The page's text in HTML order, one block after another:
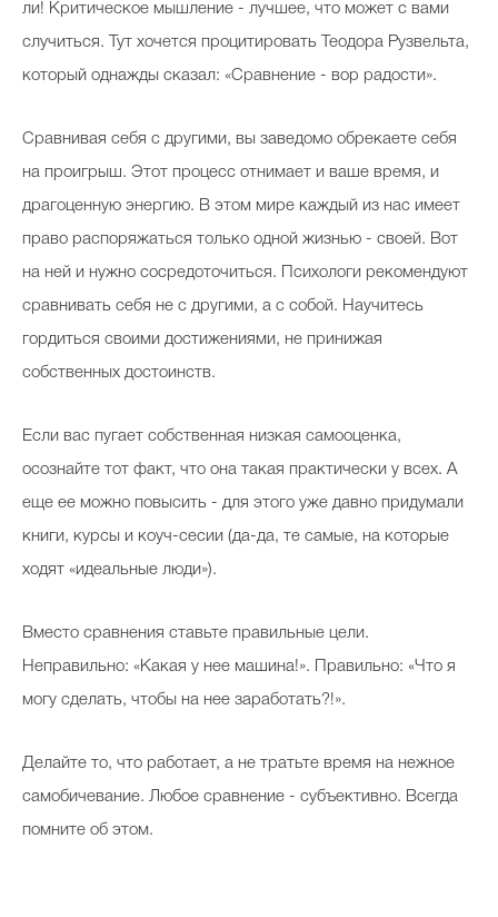
ли! Критическое мышление - лучшее, что может с вами
случиться. Тут хочется процитировать Теодора Рузвельта,
который однажды сказал: «Сравнение - вор радости».
Сравнивая себя с другими, вы заведомо обрекаете себя
на проигрыш. Этот процесс отнимает и ваше время, и
драгоценную энергию. В этом мире каждый из нас имеет
право распоряжаться только одной жизнью - своей. Вот
на ней и нужно сосредоточиться. Психологи рекомендуют
сравнивать себя не с другими, а с собой. Научитесь
гордиться своими достижениями, не принижая
собственных достоинств.
Если вас пугает собственная низкая самооценка,
осознайте тот факт, что она такая практически у всех. А
еще ее можно повысить - для этого уже давно придумали
книги, курсы и коуч-сесии (да-да, те самые, на которые
ходят «идеальные люди»).
Вместо сравнения ставьте правильные цели.
Неправильно: «Какая у нее машина!». Правильно: «Что я
могу сделать, чтобы на нее заработать?!».
Делайте то, что работает, а не тратьте время на нежное
самобичевание. Любое сравнение - субъективно. Всегда
помните об этом.